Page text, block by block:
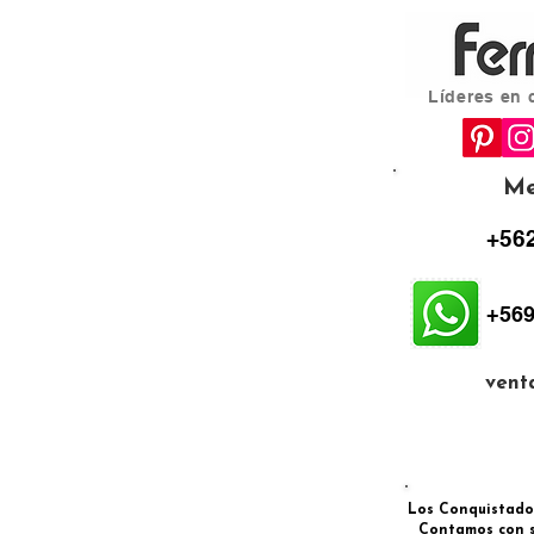
Los
Contamos con
Líderes en